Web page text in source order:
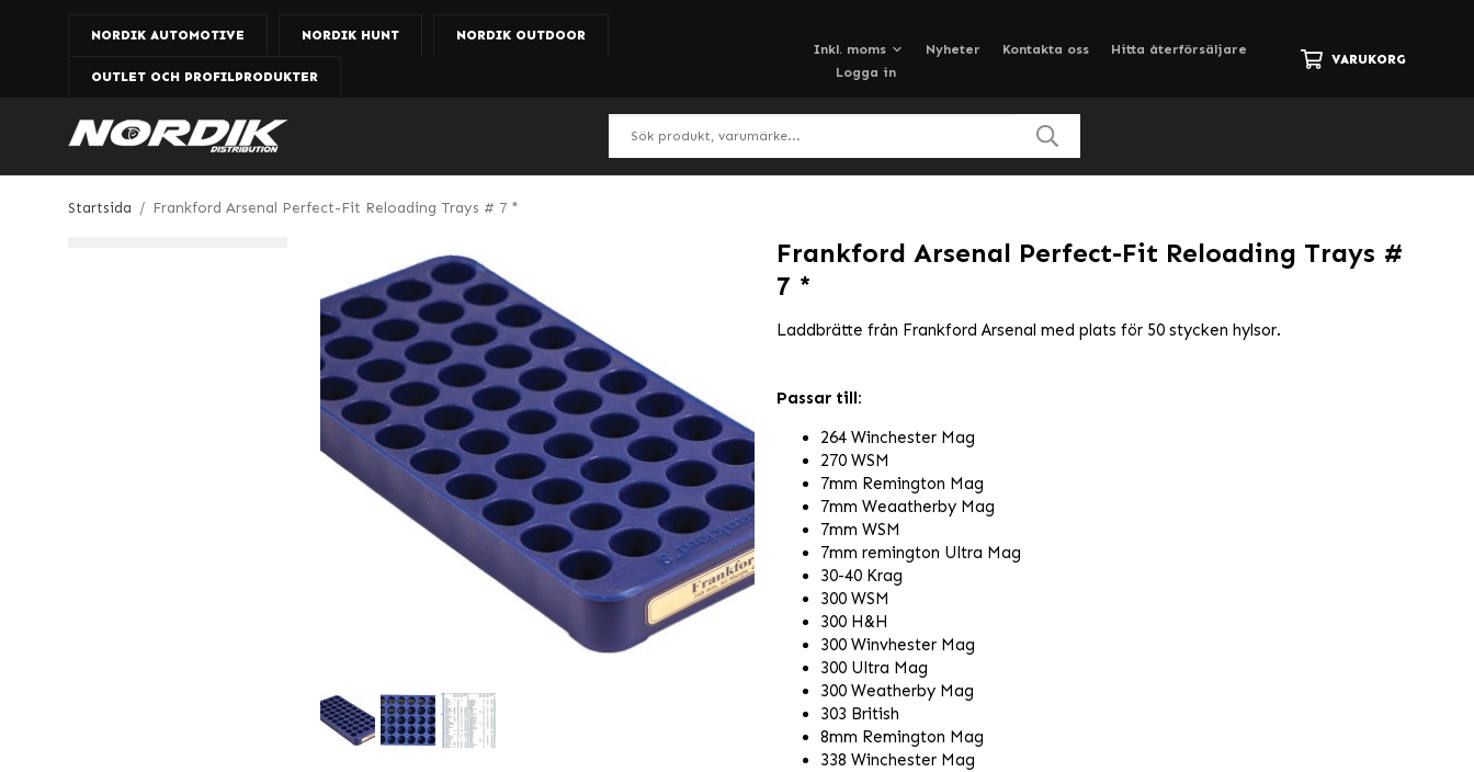
NORDIK AUTOMOTIVE NORDIK HUNT NORDIK OUTDOOR
OUTLET OCH PROFILPRODUKTER
Nyheter Kontakta oss
Hitta återförsäljare
Logga in
VARUKORG
Startsida / Frankford Arsenal Perfect-Fit Reloading Trays # 7 *
Frankford Arsenal Perfect-Fit Reloading Trays #
7 *
Laddbrätte från Frankford Arsenal med plats för 50 stycken hylsor.
Passar till:
264 Winchester Mag
270 WSM
7mm Remington Mag
7mm Weaatherby Mag
7mm WSM
7mm remington Ultra Mag
30-40 Krag
300 WSM
300 H&H
300 Winvhester Mag
300 Ultra Mag
300 Weatherby Mag
303 British
8mm Remington Mag
338 Winchester Mag